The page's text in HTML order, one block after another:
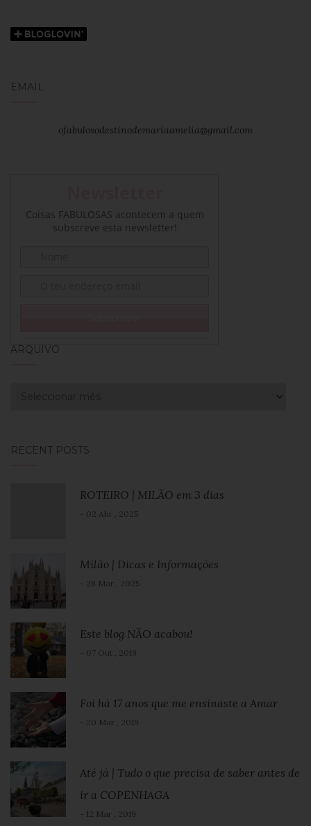
EMAIL
ofabulosodestinodemariaamelia@gmail.com
Coisas FABULOSAS acontecem a quem
subscreve esta newsletter!
ARQUIVO
RECENT POSTS
ROTEIRO | MILÃO em 3 dias
- 02 Abr , 2025
Milão | Dicas e Informações
- 28 Mar , 2025
Este blog NÃO acabou!
- 07 Out , 2019
Foi há 17 anos que me ensinaste a Amar
- 20 Mar , 2019
Até já | Tudo o que precisa de saber antes de
ir a COPENHAGA
- 12 Mar , 2019